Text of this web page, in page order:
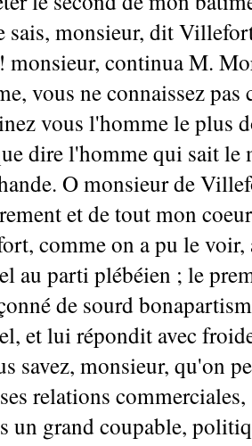
sais, monsieur, dit
monsieur, continua M.
vous ne connaissez
vous l'homme le plus
dire l'homme qui sait le
O monsieur de
et de tout mon
comme on a pu le
au parti plébéien ; le
de sourd
et lui répondit avec
savez, monsieur, qu'on
relations
un grand coupable,